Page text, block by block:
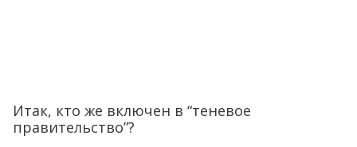
Итак, кто же включен в “теневое
правительство”?